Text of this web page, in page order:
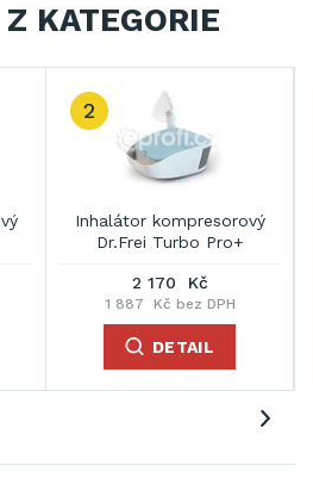
KATEGORIE
2
Inhalátor kompresorový
Dr.Frei Turbo Pro+
2 170 Kč
1 887 Kč bez DPH
DETAIL